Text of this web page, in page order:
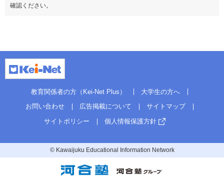
確認ください。
教育関係者の方（Kei-Net Plus）
大学生の方へ
お問い合わせ
広告掲載について
サイトマップ
サイトポリシー
個人情報保護方針
© Kawaijuku Educational Information Network